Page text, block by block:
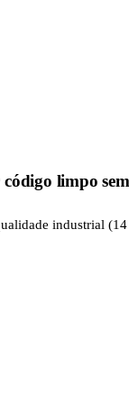
limpo
industrial